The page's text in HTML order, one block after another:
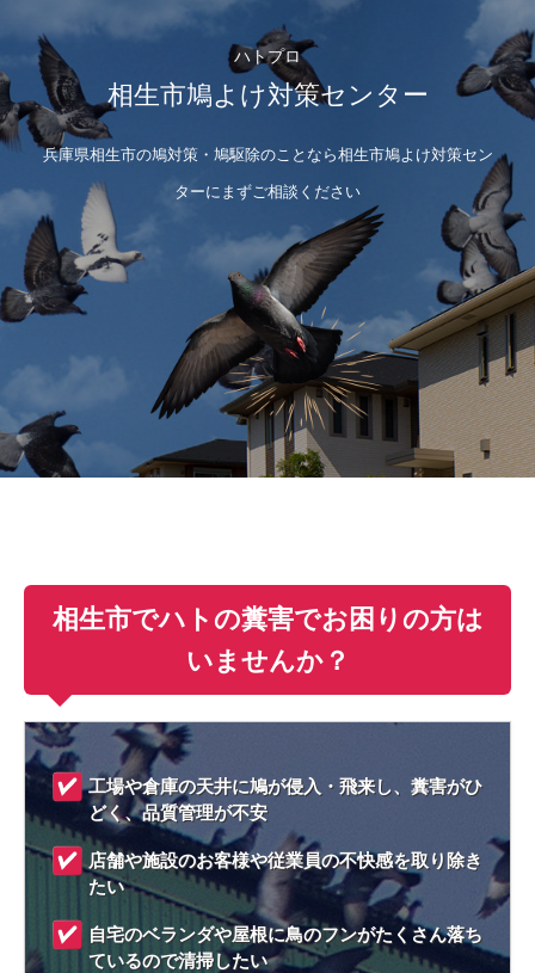
ハトプロ
相生市鳩よけ対策センター
兵庫県相生市の鳩対策・鳩駆除のことなら相生市鳩よけ対策セン
ターにまずご相談ください
相生市でハトの糞害でお困りの方は
いませんか？
工場や倉庫の天井に鳩が侵入・飛来し、糞害がひ
どく、品質管理が不安
店舗や施設のお客様や従業員の不快感を取り除き
たい
自宅のベランダや屋根に鳥のフンがたくさん落ち
ているので清掃したい